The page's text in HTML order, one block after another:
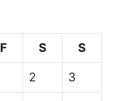
F S S
2 3